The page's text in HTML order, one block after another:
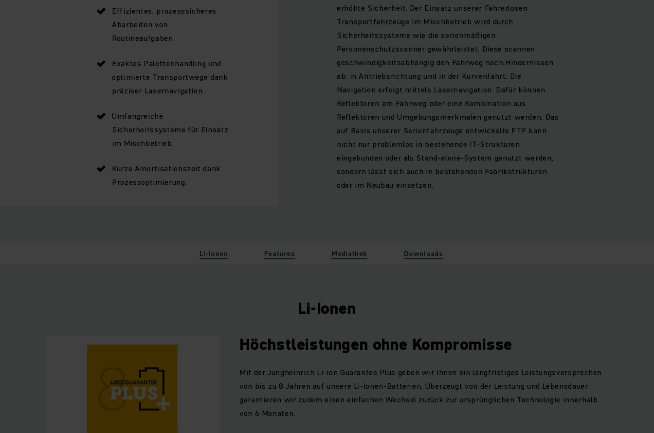
Effizientes, prozesssicheres
Abarbeiten von
Routineaufgaben.
Exaktes Palettenhandling und
optimierte Transportwege dank
präziser Lasernavigation.
Umfangreiche
Sicherheitssysteme für Einsatz
im Mischbetrieb.
Kurze Amortisationszeit dank
Prozessoptimierung.
erhöhte Sicherheit. Der Einsatz unserer Fahrerlosen
Transportfahrzeuge im Mischbetrieb wird durch
Sicherheitssysteme wie die serienmäßigen
Personenschutzscanner gewährleistet. Diese scannen
geschwindigkeitsabhängig den Fahrweg nach Hindernissen
ab: in Antriebsrichtung und in der Kurvenfahrt. Die
Navigation erfolgt mittels Lasernavigation. Dafür können
Reflektoren am Fahrweg oder eine Kombination aus
Reflektoren und Umgebungsmerkmalen genutzt werden. Das
auf Basis unserer Serienfahrzeuge entwickelte FTF kann
nicht nur problemlos in bestehende IT-Strukturen
eingebunden oder als Stand-alone-System genutzt werden,
sondern lässt sich auch in bestehenden Fabrikstrukturen
oder im Neubau einsetzen.
Li-Ionen Features Mediathek Downloads
Li-Ionen
Höchstleistungen ohne Kompromisse
Mit der Jungheinrich Li-ion Guarantee Plus geben wir Ihnen ein langfristiges Leistungsversprechen
von bis zu 8 Jahren auf unsere Li-Ionen-Batterien. Überzeugt von der Leistung und Lebensdauer
garantieren wir zudem einen einfachen Wechsel zurück zur ursprünglichen Technologie innerhalb
von 6 Monaten.